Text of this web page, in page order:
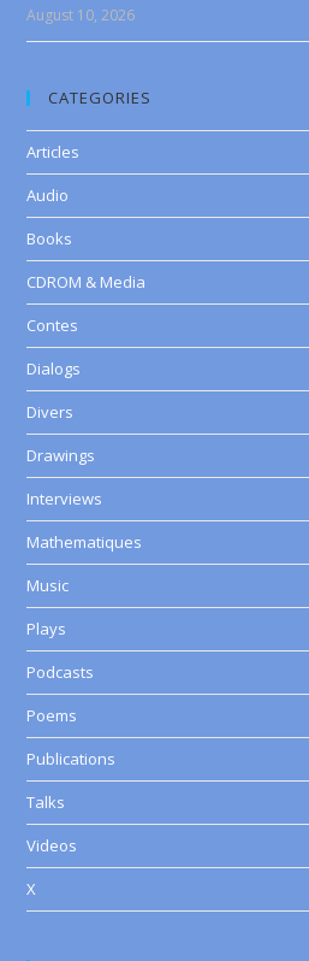
August 10, 2026
CATEGORIES
Articles
Audio
Books
CDROM & Media
Contes
Dialogs
Divers
Drawings
Interviews
Mathematiques
Music
Plays
Podcasts
Poems
Publications
Talks
Videos
X